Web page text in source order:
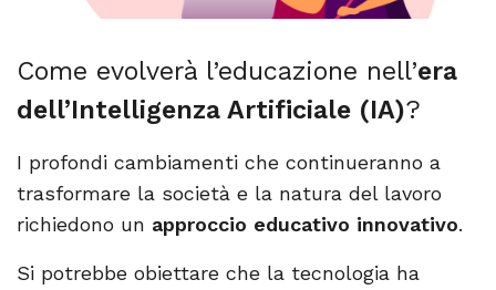
Come evolverà l’educazione nell’era
dell’Intelligenza Artificiale (IA)?
I profondi cambiamenti che continueranno a
trasformare la società e la natura del lavoro
richiedono un approccio educativo innovativo.
Si potrebbe obiettare che la tecnologia ha